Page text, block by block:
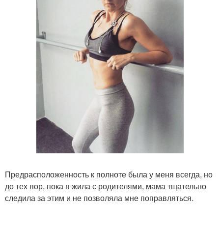
Предрасположенность к полноте была у меня всегда, но
до тех пор, пока я жила с родителями, мама тщательно
следила за этим и не позволяла мне поправляться.